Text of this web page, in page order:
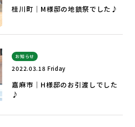
桂川町｜M様邸の地鎮祭でした♪
お知らせ
2022.03.18 Friday
嘉麻市｜H様邸のお引渡しでした
♪